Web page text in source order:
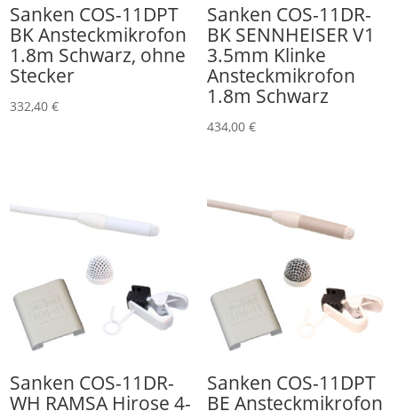
Sanken COS-11DPT
BK Ansteckmikrofon
1.8m Schwarz, ohne
Stecker
332,40€
Sanken COS-11DR-
BK SENNHEISER V1
3.5mm Klinke
Ansteckmikrofon
1.8m Schwarz
434,00 €
Sanken COS-11DR-
WH RAMSA Hirose 4-
Sanken COS-11DPT
BE Ansteckmikrofon